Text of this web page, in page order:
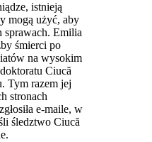
istnieją
mogą użyć, aby
sprawach. Emilia
śmierci po
na wysokim
Ciucă
Tym razem jej
stronach
e-maile, w
śledztwo Ciucă